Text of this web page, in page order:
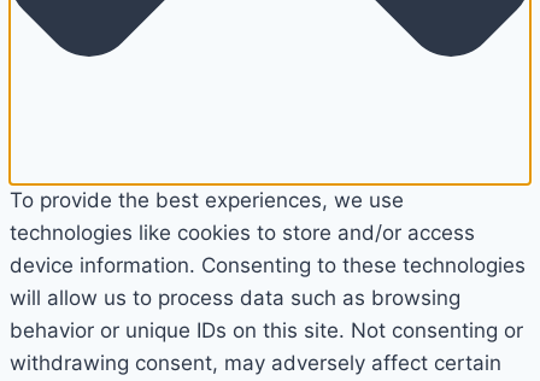
To provide the best experiences, we use
technologies like cookies to store and/or access
device information. Consenting to these technologies
will allow us to process data such as browsing
behavior or unique IDs on this site. Not consenting or
withdrawing consent, may adversely affect certain